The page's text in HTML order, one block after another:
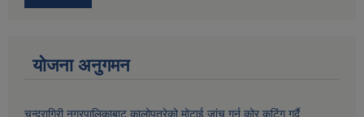
योजना अनुगमन
चन्द्रागिरी नगरपालिकाबाट कालोपत्रेको मोटाई जांच गर्न कोर कटिंग गर्दै